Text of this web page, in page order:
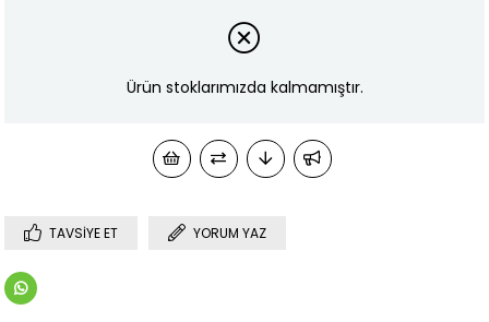
Ürün stoklarımızda kalmamıştır.
TAVSIYE ET YORUM YAZ